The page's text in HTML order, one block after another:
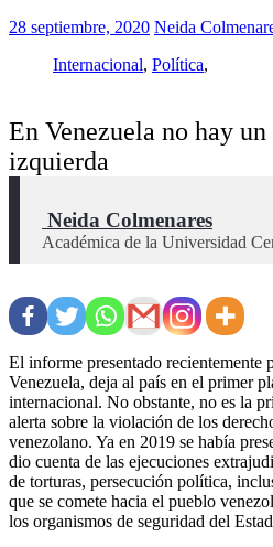
28 septiembre, 2020 Neida
Internacional, Política,
En Venezuela no hay
izquierda
Neida Colmenares
Académica de la Universidad
El informe presentado recientemente
Venezuela, deja al país en el primer
internacional. No obstante, no es la
alerta sobre la violación de los
venezolano. Ya en 2019 se había
dio cuenta de las ejecuciones
de torturas, persecución política,
que se comete hacia el pueblo
los organismos de seguridad del